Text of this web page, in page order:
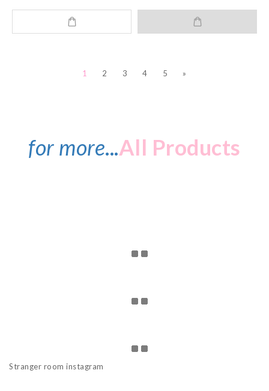
1 2 3 4 5 »
for more...All Products
Stranger room instagram